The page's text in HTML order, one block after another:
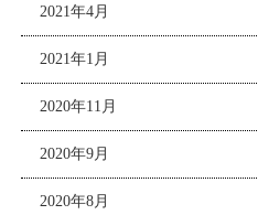
2021年4月
2021年1月
2020年11月
2020年9月
2020年8月